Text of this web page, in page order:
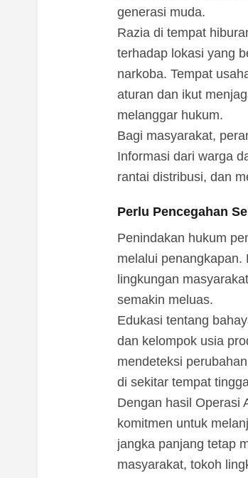
generasi muda.
Razia di tempat
terhadap lokasi yang
narkoba. Tempat
aturan dan ikut
melanggar hukum.
Bagi masyarakat,
Informasi dari warga
rantai distribusi, dan
Perlu Pencegahan
Penindakan hukum
melalui penangkapan.
lingkungan
semakin meluas.
Edukasi tentang
dan kelompok usia
mendeteksi
di sekitar tempat
Dengan hasil Operasi
komitmen untuk
jangka panjang tetap
masyarakat, tokoh